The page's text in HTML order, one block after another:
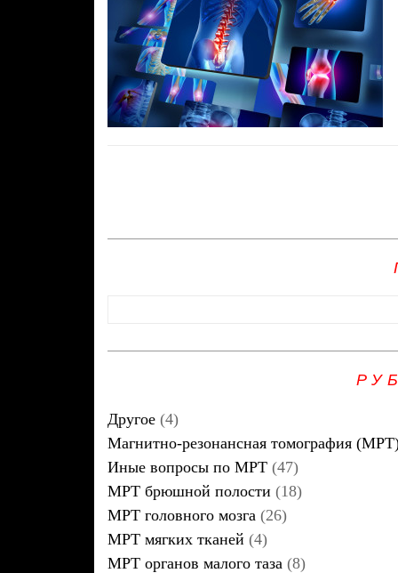
Другое (4)
Магнитно-резонансная томография
Иные вопросы по МРТ (47)
МРТ брюшной полости (18)
МРТ головного мозга (26)
МРТ мягких тканей (4)
МРТ органов малого таза (8)